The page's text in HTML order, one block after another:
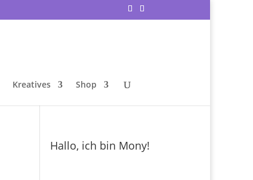
Kreatives Shop
Hallo, ich bin Mony!